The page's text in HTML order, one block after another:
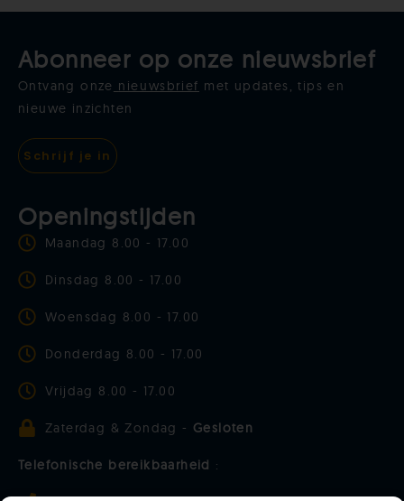
Abonneer op onze nieuwsbrief
Ontvang onze nieuwsbrief met updates, tips en
nieuwe inzichten
Schrijf je in
Openingstijden
Maandag 8.00 - 17.00
Dinsdag 8.00 - 17.00
Woensdag 8.00 - 17.00
Donderdag 8.00 - 17.00
Vrijdag 8.00 - 17.00
Zaterdag & Zondag - Gesloten
Telefonische bereikbaarheid :